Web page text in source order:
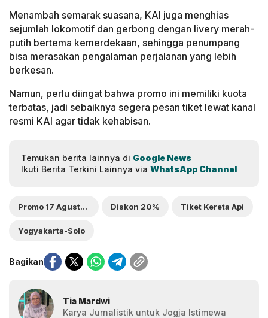
Menambah semarak suasana, KAI juga menghias
sejumlah lokomotif dan gerbong dengan livery merah-
putih bertema kemerdekaan, sehingga penumpang
bisa merasakan pengalaman perjalanan yang lebih
berkesan.
Namun, perlu diingat bahwa promo ini memiliki kuota
terbatas, jadi sebaiknya segera pesan tiket lewat kanal
resmi KAI agar tidak kehabisan.
Temukan berita lainnya di Google News
Ikuti Berita Terkini Lainnya via WhatsApp Channel
Promo 17 Agustus 2025 Diskon 20% Tiket Kereta Api
Yogyakarta-Solo
Bagikan
Tia Mardwi
Karya Jurnalistik untuk Jogja Istimewa